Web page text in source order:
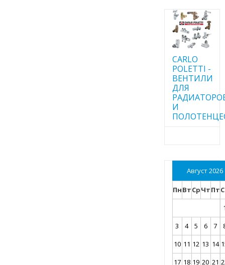
CARLO
POLETTI -
ВЕНТИЛИ
ДЛЯ
И
Август 2026
ПнВтСрЧтПт
3
4 5 6 7
10 11 12 13 14
17 18 19 20 21